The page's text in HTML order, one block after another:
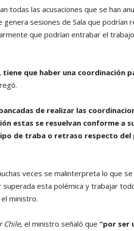
todas las acusaciones que se han
sesiones de Sala que podrían
que podrían entrabar el
que haber una coordinación
de realizar las
estas se resuelvan conforme a
de traba o retraso respecto del
veces se malinterpreta lo que
superada esta polémica y trabajar
ministro.
Chile, el ministro señaló que “por ser